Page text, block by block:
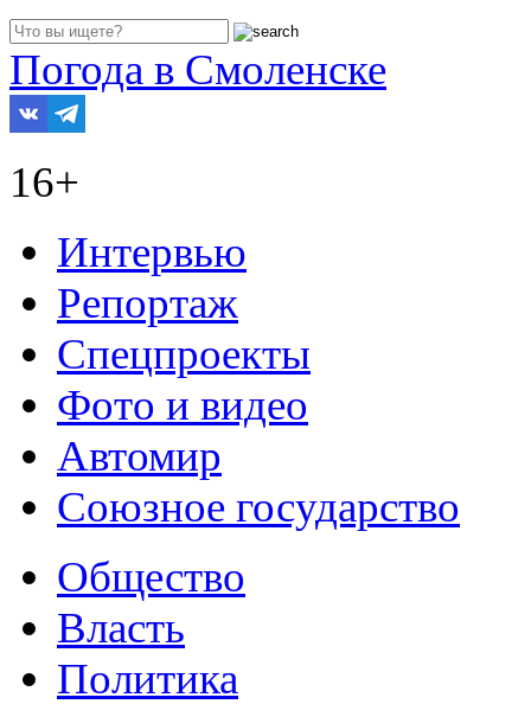
Погода в Смоленске
16+
Интервью
Репортаж
Спецпроекты
Фото и видео
Автомир
Союзное государство
Общество
Власть
Политика